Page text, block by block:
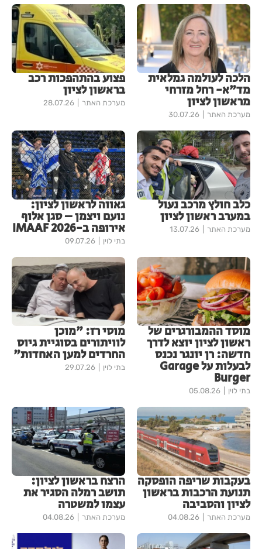
הלכה לעולמה גמלאית
מד"א- רחל מזרחי
מראשון לציון
מערכת האתר 30.07.26
פצוע בהתהפכות רכב
בראשון לציון
מערכת האתר 28.07.26
כלב חולץ מרכב נעול
במערב ראשון לציון
מערכת האתר 13.07.26
גאווה לראשון לציון:
נועם ויצמן – סגן אלוף
אירופה ב-IMAAF 2026
בתי לוין 09.07.26
מוסד ההמבורגרים של
ראשון לציון יוצא לדרך
חדשה: רן יונגר נכנס
לבעלות על Garage
Burger
בתי לוין 05.08.26
מוסי רז: "מוכן
לוויתורים בסוגיית גיוס
החרדים למען האחדות"
בתי לוין 29.07.26
בעקבות שריפה הופסקה
תנועת הרכבות בראשון
לציון והסביבה
מערכת האתר 04.08.26
הרצח בראשון לציון:
תושב רמלה הסגיר את
עצמו למשטרה
מערכת האתר 04.08.26